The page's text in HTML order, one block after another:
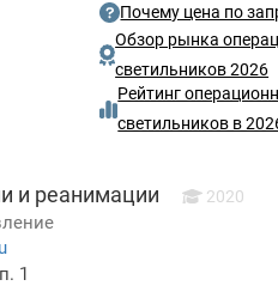
Почему цена по
Обзор рынка
светильников 2026
Рейтинг
светильников в
и реанимации 2020
1